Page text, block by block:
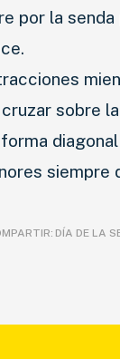
por la
sobre
siempre
DÍA DE LA